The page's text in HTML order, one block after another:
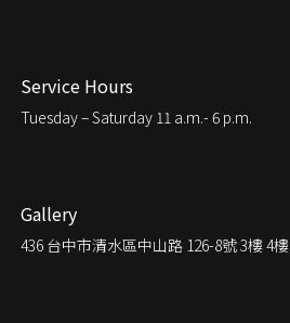
Service Hours
Tuesday – Saturday 11 a.m.- 6 p.m.
Gallery
436 台中市清水區中山路 126-8號 3樓 4樓